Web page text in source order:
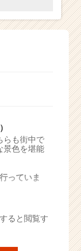
らも街中で
景色を堪能
っていま
ると閲覧す